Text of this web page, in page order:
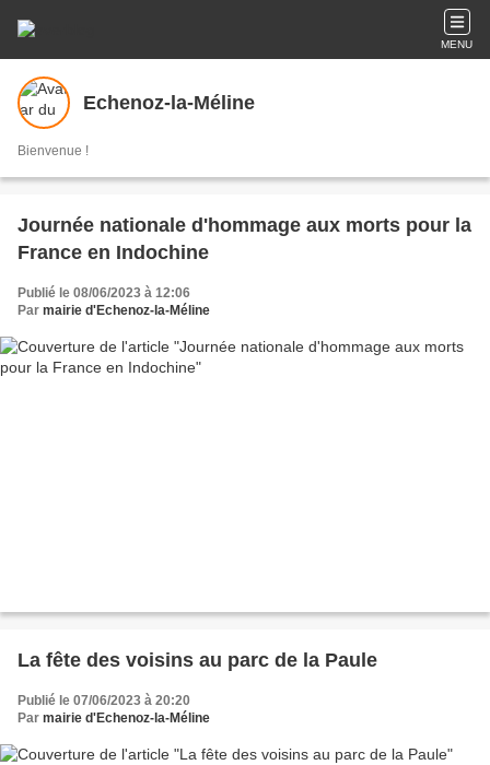
MENU
Echenoz-la-Méline
Bienvenue !
Journée nationale d'hommage aux morts pour la
France en Indochine
Publié le 08/06/2023 à 12:06
Par mairie d'Echenoz-la-Méline
La fête des voisins au parc de la Paule
Publié le 07/06/2023 à 20:20
Par mairie d'Echenoz-la-Méline